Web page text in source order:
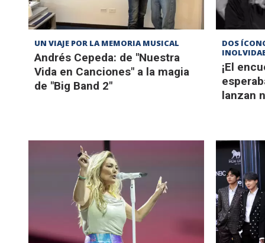
UN VIAJE POR LA MEMORIA MUSICAL
Andrés Cepeda: de "Nuestra
Vida en Canciones" a la magia
de "Big Band 2"
DOS
¡El
lanzan